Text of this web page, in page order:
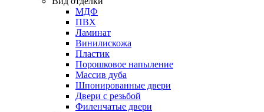
МДФ
ПВХ
Ламинат
Винилискожа
Пластик
Порошковое напыление
Массив дуба
Шпонированные двери
Двери с резьбой
Филенчатые двери